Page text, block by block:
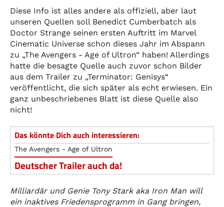
Diese Info ist alles andere als offiziell, aber laut
unseren Quellen soll Benedict Cumberbatch als
Doctor Strange seinen ersten Auftritt im Marvel
Cinematic Universe schon dieses Jahr im Abspann
zu „The Avengers - Age of Ultron“ haben! Allerdings
hatte die besagte Quelle auch zuvor schon Bilder
aus dem Trailer zu „Terminator: Genisys“
veröffentlicht, die sich später als echt erwiesen. Ein
ganz unbeschriebenes Blatt ist diese Quelle also
nicht!
Das könnte Dich auch interessieren:
The Avengers - Age of Ultron
Deutscher Trailer auch da!
Milliardär und Genie Tony Stark aka Iron Man will
ein inaktives Friedensprogramm in Gang bringen,